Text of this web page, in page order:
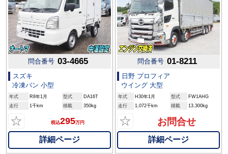
問合番号 03-4665
スズキ
冷凍バン 小型
年式 R8年1月 型式
DA16T
走行
1千km 積載 350kg
☆ 税込295万円
詳細ページ
問合番号 01-8211
日野 プロフィア
ウイング 大型
年式 H30年1月 型式
FW1AHG
走行
1,072千km 積載 13,300kg
☆ お問合せ
詳細ページ